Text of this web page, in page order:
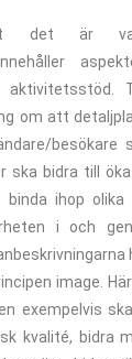
det är
aktivitetsstöd.
om att
besökare
ska bidra till
ihop olika
i och
image.
exempelvis
kvalité, bidra